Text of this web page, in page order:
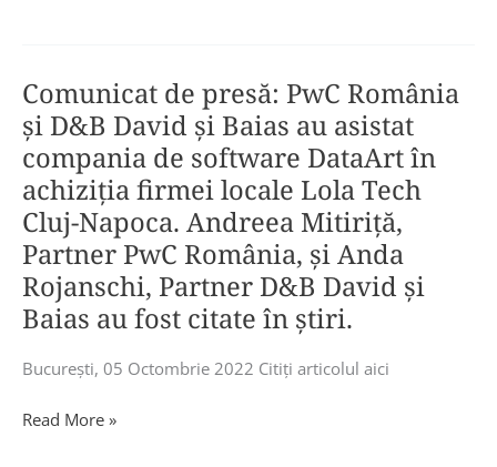
România
în
2021
și
incluse
într-
un
Top
publicat
de
Financiar.
conferința
anuală
„People
&
Organization
–
Labour
Market
Trends”
care
a
transmisă
Comunicat de presă: PwC România
și D&B David și Baias au asistat
compania de software DataArt în
achiziția firmei locale Lola Tech
Cluj-Napoca. Andreea Mitiriță,
Partner PwC România, și Anda
Rojanschi, Partner D&B David și
Baias au fost citate în știri.
Bucureşti, 05 Octombrie 2022 Citiţi articolul aici
Comunicat
Read More »